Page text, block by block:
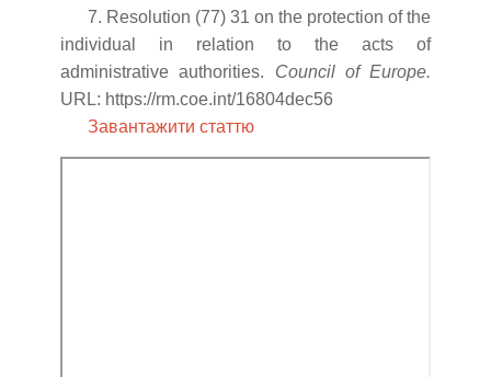
7. Resolution (77) 31 on the protection of the
individual in relation to the acts of
administrative authorities. Council of Europe.
URL: https://rm.coe.int/16804dec56
Завантажити статтю